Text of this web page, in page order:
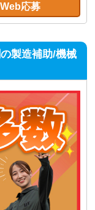
Web応募
製造補助/機械